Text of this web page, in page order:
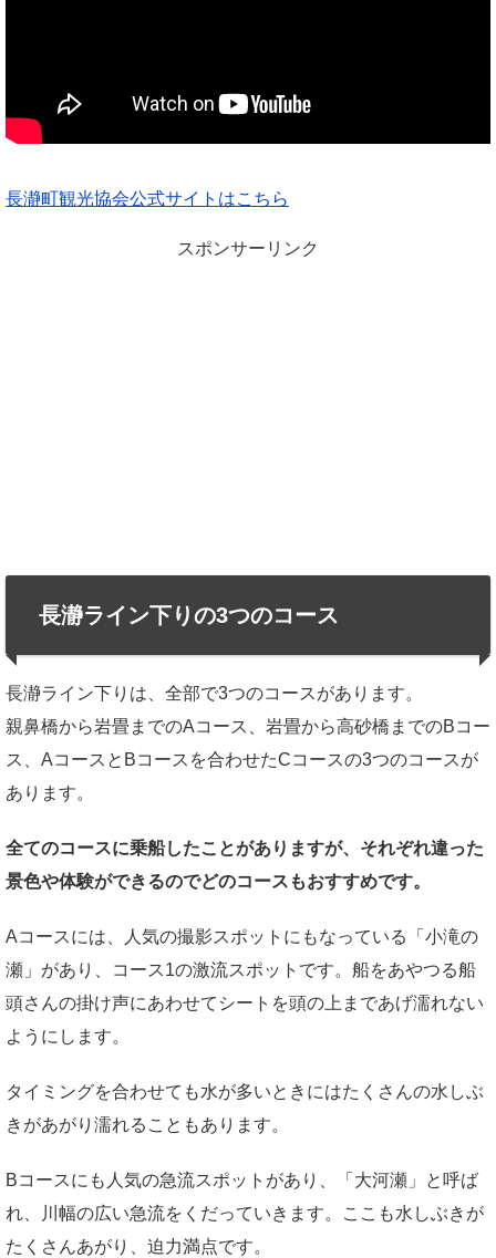
長瀞町観光協会公式サイトはこちら
スポンサーリンク
長瀞ライン下りの3つのコース
長瀞ライン下りは、全部で3つのコースがあります。
親鼻橋から岩畳までのAコース、岩畳から高砂橋までのBコー
ス、AコースとBコースを合わせたCコースの3つのコースが
あります。
全てのコースに乗船したことがありますが、それぞれ違った
景色や体験ができるのでどのコースもおすすめです。
Aコースには、人気の撮影スポットにもなっている「小滝の
瀬」があり、コース1の激流スポットです。船をあやつる船
頭さんの掛け声にあわせてシートを頭の上まであげ濡れない
ようにします。
タイミングを合わせても水が多いときにはたくさんの水しぶ
きがあがり濡れることもあります。
Bコースにも人気の急流スポットがあり、「大河瀬」と呼ば
れ、川幅の広い急流をくだっていきます。ここも水しぶきが
たくさんあがり、迫力満点です。